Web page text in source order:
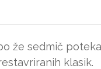
že sedmič
klasik.